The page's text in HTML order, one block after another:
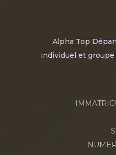
Alpha Top
individuel et